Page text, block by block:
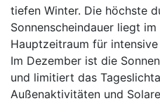
tiefen Winter. Die höchste
Sonnenscheindauer liegt
Hauptzeitraum für
Im Dezember ist die
und limitiert das
Außenaktivitäten und